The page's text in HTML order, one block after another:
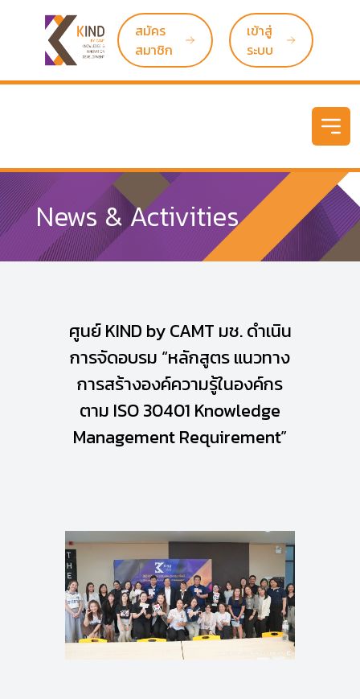
สมัคร
สมาชิก
เข้าสู่
ระบบ
News & Activities
ศูนย์ KIND by CAMT มช. ดำเนิน
การจัดอบรม “หลักสูตร แนวทาง
การสร้างองค์ความรู้ในองค์กร
ตาม ISO 30401 Knowledge
Management Requirement”